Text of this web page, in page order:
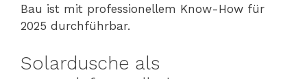
Bau ist mit professionellem Know-How für
2025 durchführbar.
Solardusche als